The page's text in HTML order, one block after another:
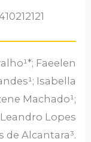
Faeelen
Isabella
Machado¹;
Lopes
de Alcantara³.